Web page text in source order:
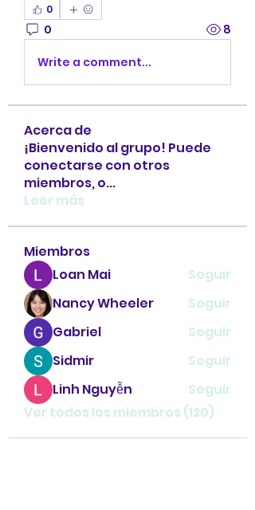
0
0 8
Write a comment...
Acerca de
¡Bienvenido al grupo! Puede
conectarse con otros
miembros, o...
Leer más
Miembros
Loan Mai
Seguir
Nancy Wheeler
Seguir
Gabriel
Seguir
Sidmir
Seguir
Linh Nguyễn
Seguir
Ver todos los miembros (120)